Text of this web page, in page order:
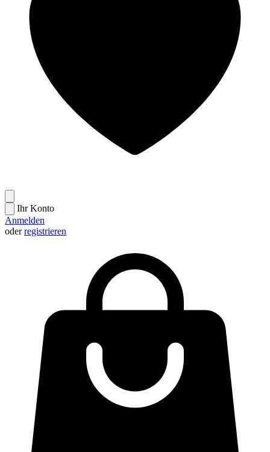
Ihr Konto
Anmelden
oderregistrieren